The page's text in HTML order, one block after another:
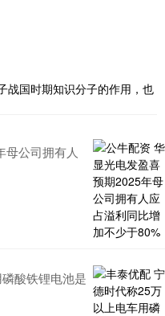
战国时期知识分子的作用，也
母公司拥有人
酸铁锂电池是